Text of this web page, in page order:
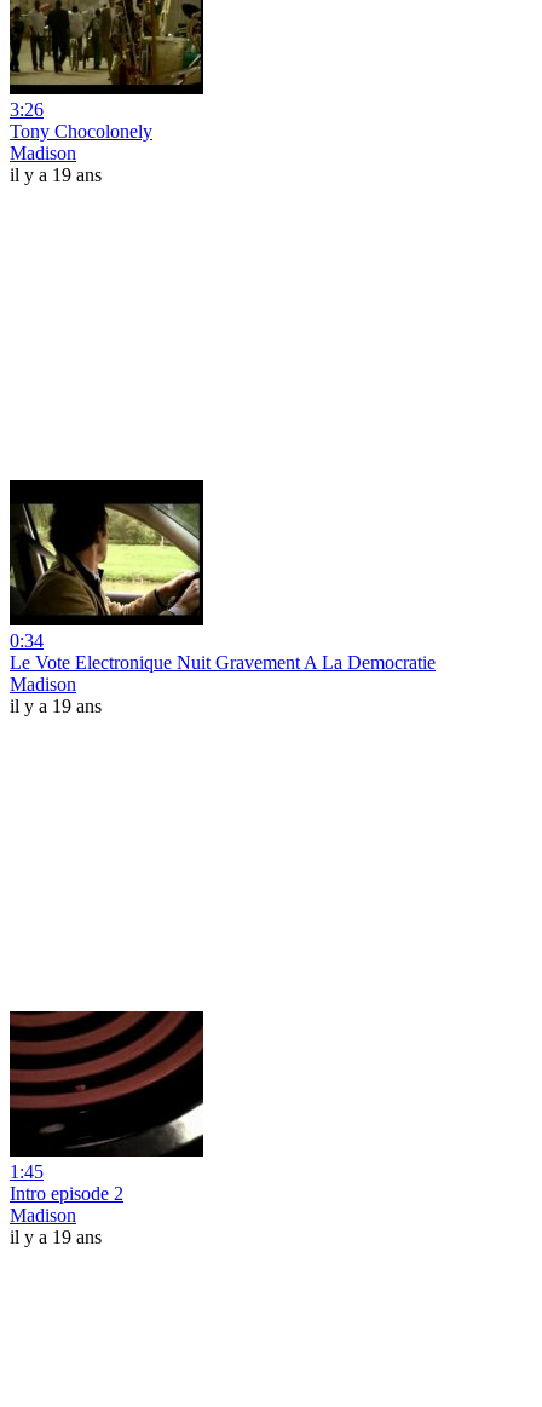
3:26
Tony Chocolonely
Madison
il y a 19 ans
0:34
Le Vote Electronique Nuit Gravement A La Democratie
Madison
il y a 19 ans
1:45
Intro episode 2
Madison
il y a 19 ans